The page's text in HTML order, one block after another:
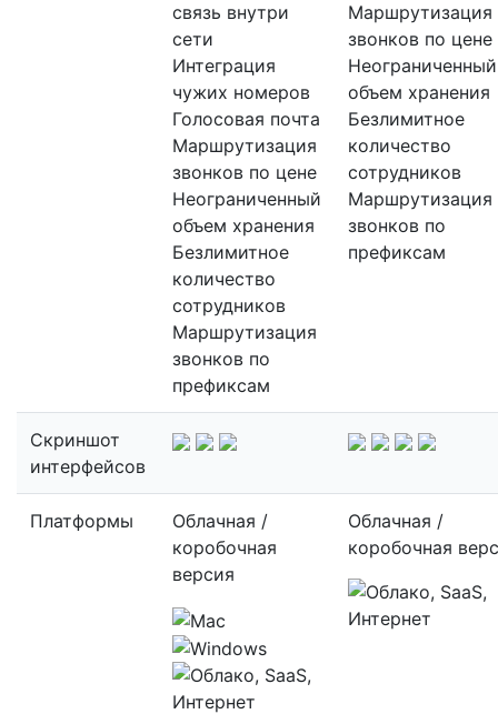
связь внутри
сети
Интеграция
чужих номеров
Голосовая почта
Маршрутизация
звонков по цене
Неограниченный
объем хранения
Безлимитное
количество
сотрудников
Маршрутизация
звонков по
префиксам
Маршрутизация
звонков по цене
Неограниченный
объем хранения
Безлимитное
количество
сотрудников
Маршрутизация
звонков по
префиксам
Скриншот
интерфейсов
Платформы
Облачная /
коробочная
версия
Облачная /
коробочная